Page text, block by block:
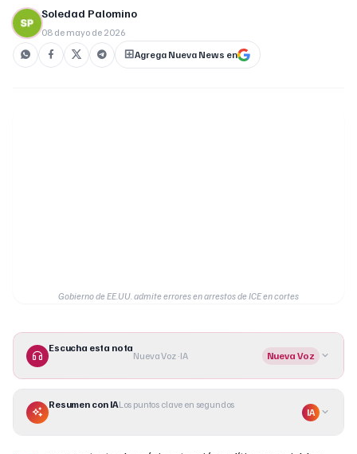
Soledad Palomino
08 de mayo de 2026
Agrega Nueva News en
Gobierno de EE.UU. admite errores en arrestos de ICE en cortes
Escucha esta nota
Nueva Voz · IA Nueva Voz
Resumen con IALos puntos clave en segundos
IA